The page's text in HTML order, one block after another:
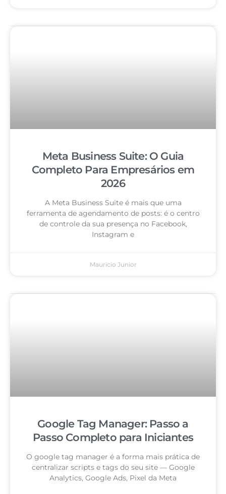
Meta Business Suite: O Guia
Completo Para Empresários em
2026
A Meta Business Suite é mais que uma
ferramenta de agendamento de posts: é o centro
de controle da sua presença no Facebook,
Instagram e
Mauricio Junior
Google Tag Manager: Passo a
Passo Completo para Iniciantes
O google tag manager é a forma mais prática de
centralizar scripts e tags do seu site — Google
Analytics, Google Ads, Pixel da Meta